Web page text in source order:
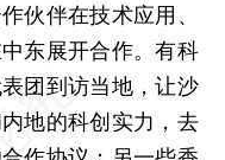
伙伴在技术应用、
东展开合作。有科
团到访当地，让沙
地的科创实力，去